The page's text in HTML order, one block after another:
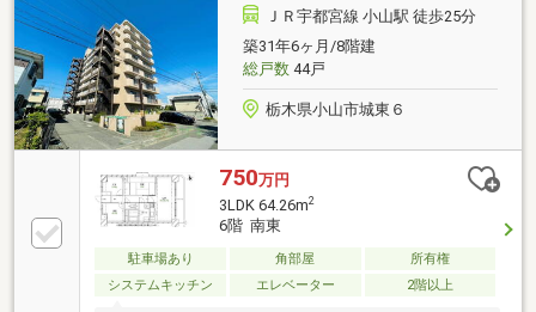
談もお任せ下さい！全力でサポートいたします！
ＪＲ宇都宮線 小山駅 徒歩25分
築31年6ヶ月/8階建
総戸数44戸
栃木県小山市城東６
750万円
3LDK 64.26m2
6階 南東
駐車場あり 角部屋
所有権
システムキッチン
エレベーター 2階以上